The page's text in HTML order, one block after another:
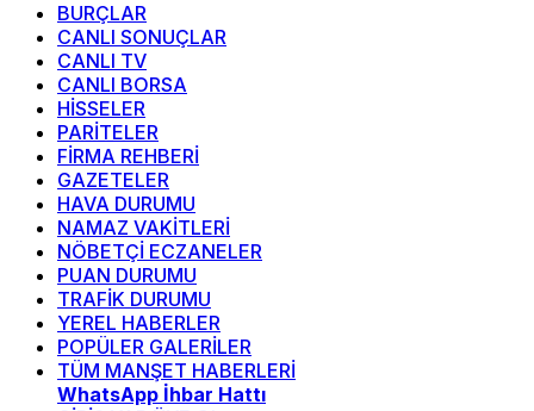
BURÇLAR
CANLI SONUÇLAR
CANLI TV
CANLI BORSA
HİSSELER
PARİTELER
FİRMA REHBERİ
GAZETELER
HAVA DURUMU
NAMAZ VAKİTLERİ
NÖBETÇİ ECZANELER
PUAN DURUMU
TRAFİK DURUMU
YEREL HABERLER
POPÜLER GALERİLER
TÜM MANŞET HABERLERİ
WhatsApp İhbar Hattı